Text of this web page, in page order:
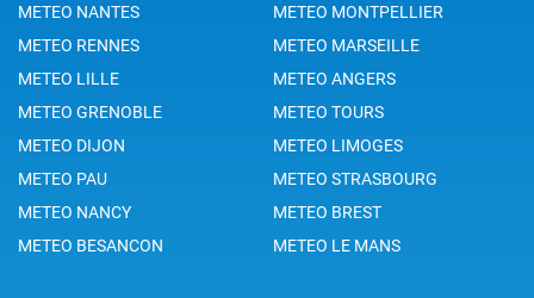
METEO NANTES
METEO MONTPELLIER
METEO RENNES
METEO MARSEILLE
METEO LILLE
METEO ANGERS
METEO GRENOBLE
METEO TOURS
METEO DIJON
METEO LIMOGES
METEO PAU
METEO STRASBOURG
METEO NANCY
METEO BREST
METEO BESANCON
METEO LE MANS